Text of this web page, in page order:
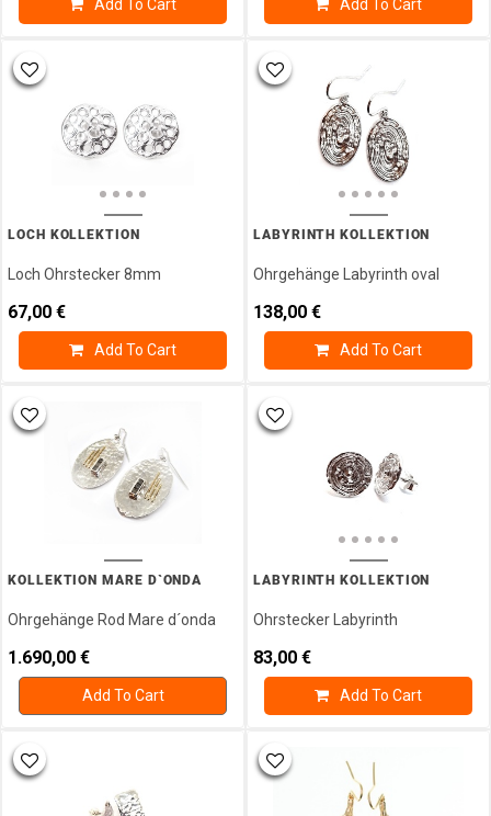
Add To Cart Add To Cart
LOCH KOLLEKTION
Loch Ohrstecker 8mm
67,00 €
Add To Cart
LABYRINTH KOLLEKTION
Ohrgehänge Labyrinth oval
138,00 €
Add To Cart
KOLLEKTION MARE D`ONDA
Ohrgehänge Rod Mare d´onda
1.690,00 €
Add To Cart
LABYRINTH KOLLEKTION
Ohrstecker Labyrinth
83,00 €
Add To Cart